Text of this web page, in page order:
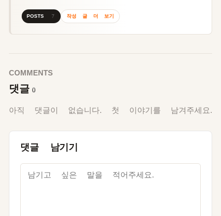
POSTS 7 작성 글 더 보기
COMMENTS
댓글 0
아직 댓글이 없습니다. 첫 이야기를 남겨주세요.
댓글 남기기